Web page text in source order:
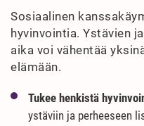
Sosiaalinen
hyvinvointia. Ystävien
aika voi vähentää
elämään.
Tukee henkistä
ystäviin ja perheeseen